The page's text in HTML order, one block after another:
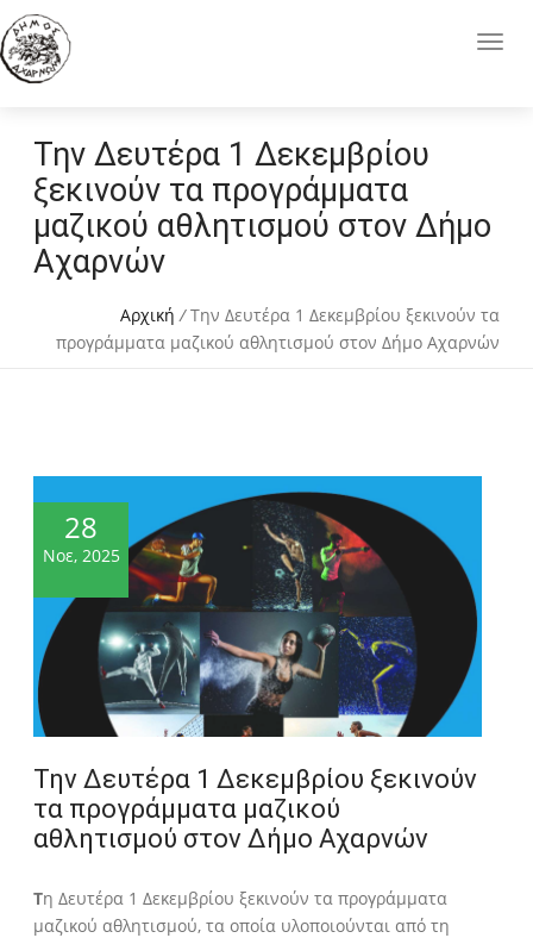
Την Δευτέρα 1 Δεκεμβρίου
ξεκινούν τα προγράμματα
μαζικού αθλητισμού στον Δήμο
Αχαρνών
Αρχική /Την Δευτέρα 1 Δεκεμβρίου ξεκινούν τα
προγράμματα μαζικού αθλητισμού στον Δήμο Αχαρνών
28
Νοε, 2025
Την Δευτέρα 1 Δεκεμβρίου ξεκινούν
τα προγράμματα μαζικού
αθλητισμού στον Δήμο Αχαρνών
Τη Δευτέρα 1 Δεκεμβρίου ξεκινούν τα προγράμματα
μαζικού αθλητισμού, τα οποία υλοποιούνται από τη